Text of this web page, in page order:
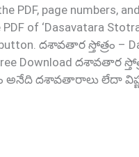
PDF, page numbers,
of ‘Dasavatara
దశావతార స్తోత్రం –
Download దశావతార
అనేది దశావతారాలు లేదా